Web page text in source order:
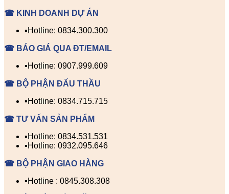
☎ KINH DOANH DỰ ÁN
▪️Hotline: 0834.300.300
☎ BÁO GIÁ QUA ĐT/EMAIL
▪️Hotline: 0907.999.609
☎ BỘ PHẬN ĐẤU THẦU
▪️Hotline: 0834.715.715
☎ TƯ VẤN SẢN PHẨM
▪️Hotline: 0834.531.531
▪️Hotline: 0932.095.646
☎ BỘ PHẬN GIAO HÀNG
▪️Hotline : 0845.308.308